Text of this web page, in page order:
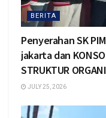
BERITA
Penyerahan SK
jakarta dan
STRUKTUR
JULY 25, 2026